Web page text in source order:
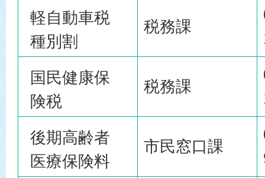
軽自動車税
種別割
税務課
国民健康保
険税
税務課
後期高齢者
医療保険料
市民窓口課